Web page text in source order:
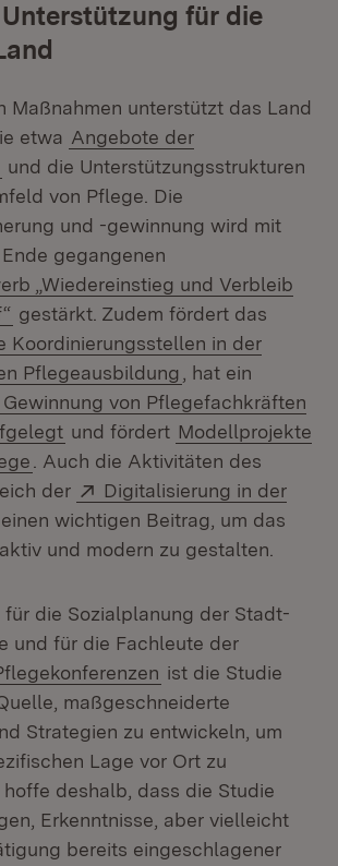
für die
Maßnahmen unterstützt das Land
etwa Angebote der
und die Unterstützungsstrukturen
von Pflege. Die
und -gewinnung wird mit
gegangenen
„Wiedereinstieg und Verbleib
gestärkt. Zudem fördert das
Koordinierungsstellen in der
Pflegeausbildung
, hat ein
von Pflegefachkräften
und fördert Modellprojekte
. Auch die Aktivitäten des
der
Extern:
Digitalisierung in der
neuem Fenster)
wichtigen Beitrag, um das
und modern zu gestalten.
für die Sozialplanung der Stadt-
und für die Fachleute der
ist die Studie
maßgeschneiderte
Strategien zu entwickeln, um
Lage vor Ort zu
deshalb, dass die Studie
Erkenntnisse, aber vielleicht
bereits eingeschlagener